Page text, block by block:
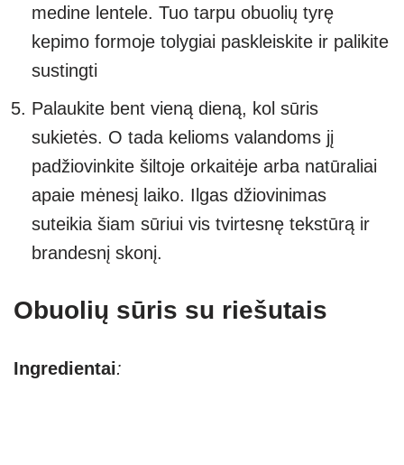
medine lentele. Tuo tarpu obuolių tyrę
kepimo formoje tolygiai paskleiskite ir palikite
sustingti
Palaukite bent vieną dieną, kol sūris
sukietės. O tada kelioms valandoms jį
padžiovinkite šiltoje orkaitėje arba natūraliai
apaie mėnesį laiko. Ilgas džiovinimas
suteikia šiam sūriui vis tvirtesnę tekstūrą ir
brandesnį skonį.
Obuolių sūris su riešutais
Ingredientai: